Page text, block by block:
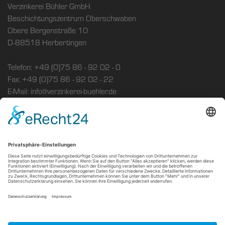
Verzinkerei Bühler GmbH
Beschichtungszentrum Oberschwaben
Obere Bergenstraße 10
D-88518 Herbertingen
Telefon: +49 (0)75 86 - 92 02 - 0
Fax: +49 (0)75 86 - 92 02 - 22
E-Mail: info@verzinkerei-buehler.de
Impressum
Datenschutz
Cookie-Einstellungen